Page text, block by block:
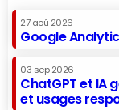
27 aoû 2026
Google
03 sep 2026
ChatGPT et IA
et usages